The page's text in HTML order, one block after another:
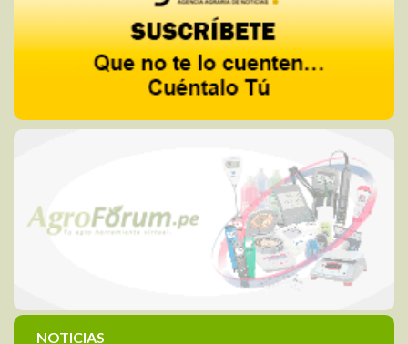
NOTICIAS